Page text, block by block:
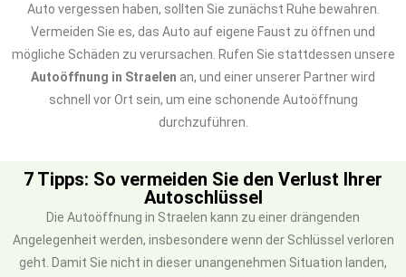
Auto vergessen haben, sollten Sie zunächst Ruhe bewahren.
Vermeiden Sie es, das Auto auf eigene Faust zu öffnen und
mögliche Schäden zu verursachen. Rufen Sie stattdessen unsere
Autoöffnung in Straelen an, und einer unserer Partner wird
schnell vor Ort sein, um eine schonende Autoöffnung
durchzuführen.
7 Tipps: So vermeiden Sie den Verlust Ihrer
Autoschlüssel
Die Autoöffnung in Straelen kann zu einer drängenden
Angelegenheit werden, insbesondere wenn der Schlüssel verloren
geht. Damit Sie nicht in dieser unangenehmen Situation landen,